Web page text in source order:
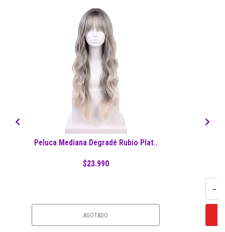
Peluca Mediana Degradé Rubio Plat..
$23.990
AGOTADO
-